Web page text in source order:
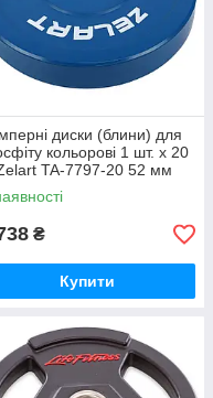
диски (блини) для
кольорові 1 шт. х 20
TA-7797-20 52 мм
₴
Купити